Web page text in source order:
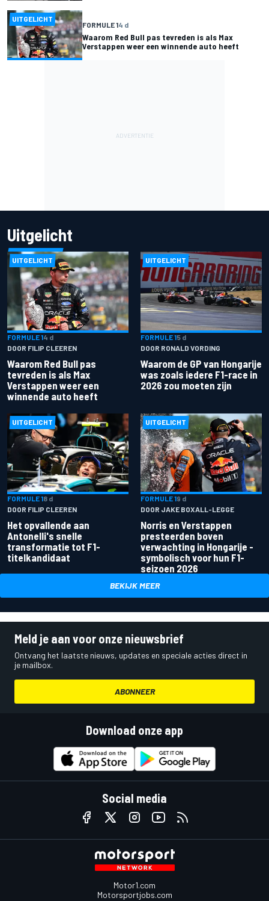
UITGELICHT
FORMULE 14 d
Waarom Red Bull pas tevreden is als Max
Verstappen weer een winnende auto heeft
Uitgelicht
UITGELICHT
FORMULE 14 d
DOOR FILIP CLEEREN
Waarom Red Bull pas
tevreden is als Max
Verstappen weer een
winnende auto heeft
UITGELICHT
FORMULE 15 d
DOOR RONALD VORDING
Waarom de GP van Hongarije
was zoals iedere F1-race in
2026 zou moeten zijn
UITGELICHT
FORMULE 18 d
DOOR FILIP CLEEREN
Het opvallende aan
Antonelli's snelle
transformatie tot F1-
titelkandidaat
UITGELICHT
FORMULE 19 d
DOOR JAKE BOXALL-LEGGE
Norris en Verstappen
presteerden boven
verwachting in Hongarije -
symbolisch voor hun F1-
seizoen 2026
BEKIJK MEER
Meld je aan voor onze nieuwsbrief
Ontvang het laatste nieuws, updates en speciale acties direct in
je mailbox.
ABONNEER
Download onze app
Social media
Motor1.com
Motorsportjobs.com